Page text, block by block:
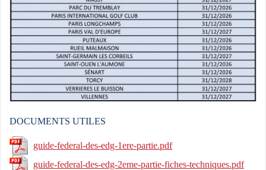
DOCUMENTS UTILES
guide-federal-des-edg-1ere-partie.pdf
guide-federal-des-edg-2eme-partie-fiches-techniques.pdf